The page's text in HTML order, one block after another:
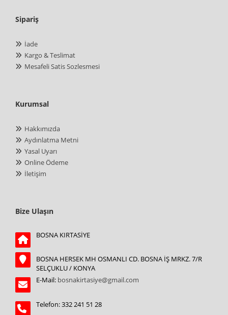
Sipariş
İade
Kargo & Teslimat
Mesafeli Satis Sozlesmesi
Kurumsal
Hakkımızda
Aydınlatma Metni
Yasal Uyarı
Online Ödeme
İletişim
Bize Ulaşın
BOSNA KIRTASİYE
BOSNA HERSEK MH OSMANLI CD. BOSNA İŞ MRKZ. 7/R
SELÇUKLU / KONYA
E-Mail: bosnakirtasiye@gmail.com
Telefon: 332 241 51 28